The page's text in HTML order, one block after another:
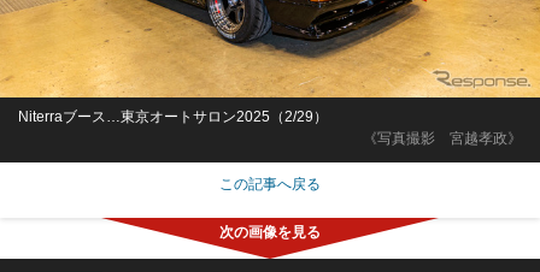
《写真撮影 宮越孝政》
Niterraブース…東京オートサロン2025（2/29）
この記事へ戻る